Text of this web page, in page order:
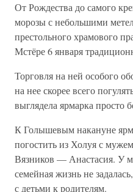
От Рождества до самого
морозы с небольшими
престольного храмового
Мстёре 6 января
Торговля на ней особого
на нее скорее всего
выглядела ярмарка просто
К Голышевым накануне
погостить из Холуя с
Вязников — Анастасия. У
семейная жизнь не
с детьми к родителям.